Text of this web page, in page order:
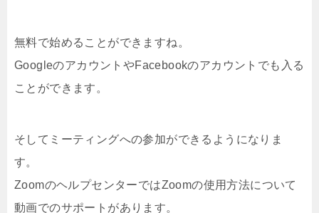
無料で始めることができますね。
GoogleのアカウントやFacebookのアカウントでも入る
ことができます。
そしてミーティングへの参加ができるようになりま
す。
ZoomのヘルプセンターではZoomの使用方法について
動画でのサポートがあります。